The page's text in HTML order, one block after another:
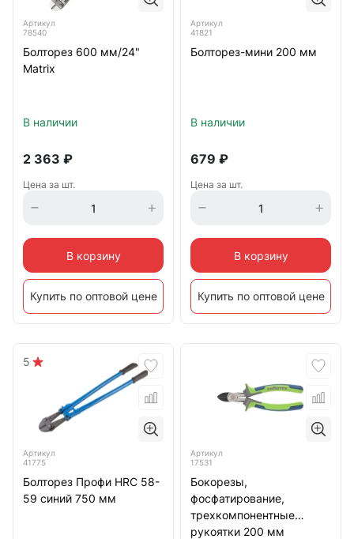
Артикул
78540
Болторез 600 мм/24"
Matrix
В наличии
2 363 ₽
Цена за шт.
В корзину
Купить по оптовой цене
Артикул
41821
Болторез-мини 200 мм
В наличии
679 ₽
Цена за шт.
В корзину
Купить по оптовой цене
5
Артикул
41775
Болторез Профи HRC 58-
59 синий 750 мм
Артикул
17531
Бокорезы,
фосфатирование,
трехкомпонентные
рукоятки 200 мм